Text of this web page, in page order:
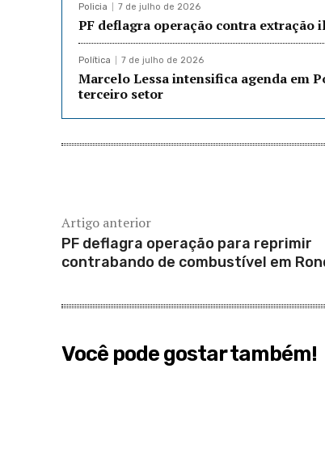
Policia 7 de julho de 2026
PF deflagra operação contra extração
Política 7 de julho de 2026
Marcelo Lessa intensifica agenda em
terceiro setor
Artigo anterior
PF deflagra operação para reprimir
contrabando de combustível em
Você pode gostar também!